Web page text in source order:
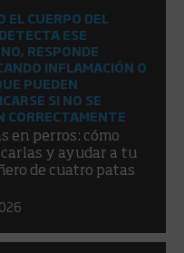
EL CUERPO DEL
ESE
RESPONDE
INFLAMACIÓN O
PUEDEN
SI NO SE
CORRECTAMENTE
en perros: cómo
y ayudar a tu
de cuatro patas